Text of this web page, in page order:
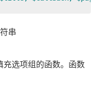
串
选项组的函数。函数